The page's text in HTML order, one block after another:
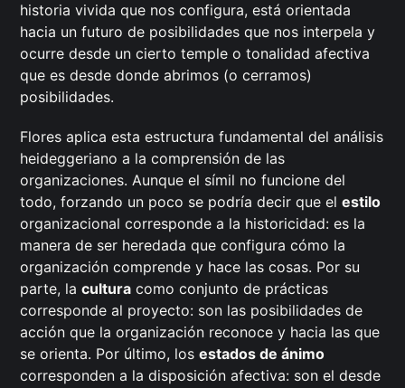
historia vivida que nos configura, está orientada
hacia un futuro de posibilidades que nos interpela y
ocurre desde un cierto temple o tonalidad afectiva
que es desde donde abrimos (o cerramos)
posibilidades.
Flores aplica esta estructura fundamental del análisis
heideggeriano a la comprensión de las
organizaciones. Aunque el símil no funcione del
todo, forzando un poco se podría decir que elestilo
organizacional corresponde a la historicidad: es la
manera de ser heredada que configura cómo la
organización comprende y hace las cosas. Por su
parte, lacultura como conjunto de prácticas
corresponde al proyecto: son las posibilidades de
acción que la organización reconoce y hacia las que
se orienta. Por último, losestados de ánimo
corresponden a la disposición afectiva: son el desde